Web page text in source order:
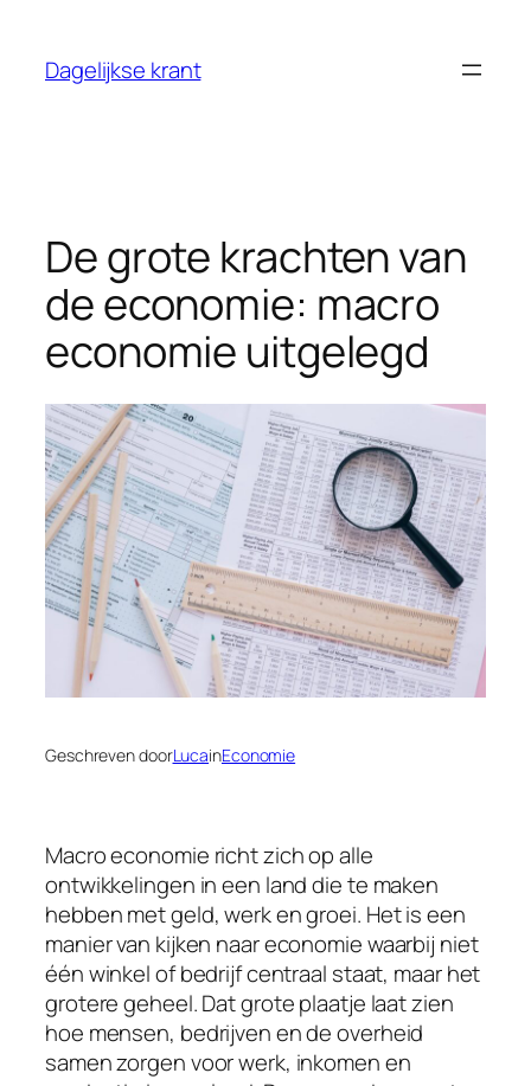
Dagelijkse krant
De grote krachten van
de economie: macro
economie uitgelegd
Geschreven doorLucainEconomie
Macro economie richt zich op alle
ontwikkelingen in een land die te maken
hebben met geld, werk en groei. Het is een
manier van kijken naar economie waarbij niet
één winkel of bedrijf centraal staat, maar het
grotere geheel. Dat grote plaatje laat zien
hoe mensen, bedrijven en de overheid
samen zorgen voor werk, inkomen en